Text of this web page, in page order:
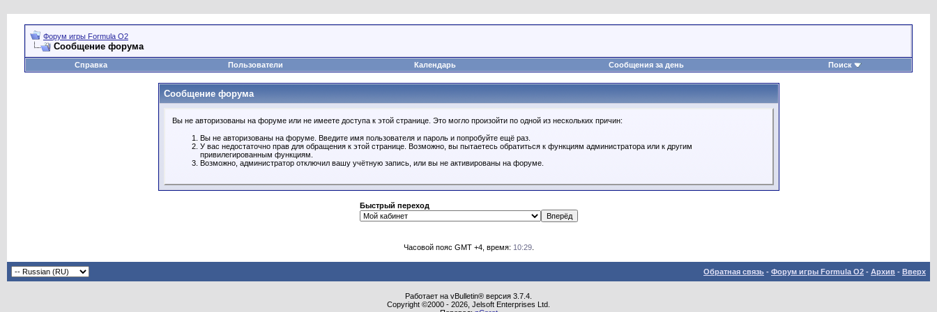
Форум игры Formula O2
Сообщение форума
Справка Пользователи Календарь Сообщения за день Поиск
Сообщение форума
Вы не авторизованы на форуме или не имеете доступа к этой странице. Это могло произойти по одной из нескольких причин:
Вы не авторизованы на форуме. Введите имя пользователя и пароль и попробуйте ещё раз.
У вас недостаточно прав для обращения к этой странице. Возможно, вы пытаетесь обратиться к функциям администратора или к другим
привилегированным функциям.
Возможно, администратор отключил вашу учётную запись, или вы не активированы на форуме.
Быстрый переход
Часовой пояс GMT +4, время: 10:29.
Обратная связь - Форум игры Formula O2 - Архив - Вверх
Работает на vBulletin® версия 3.7.4.
Copyright ©2000 - 2026, Jelsoft Enterprises Ltd.